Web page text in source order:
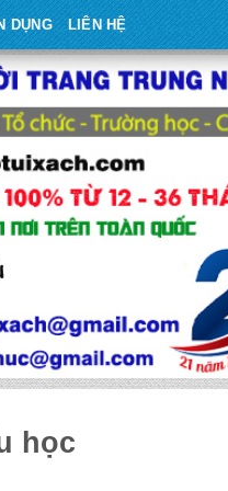
DỤNG LIÊN HỆ
học